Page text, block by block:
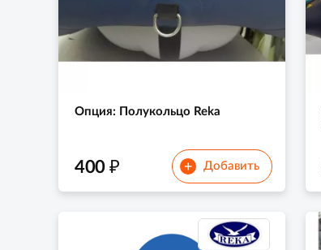
Опция: Полукольцо Reka
400 ₽ + Добавить